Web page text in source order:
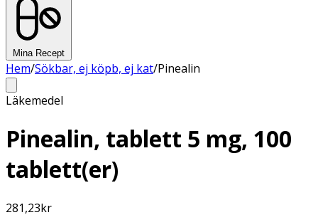
Mina Recept
Hem/Sökbar, ej köpb, ej kat/Pinealin
Läkemedel
Pinealin, tablett 5 mg, 100
tablett(er)
281,23kr